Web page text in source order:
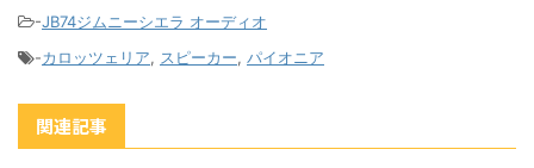
-JB74ジムニーシエラ オーディオ
-カロッツェリア, スピーカー, パイオニア
関連記事